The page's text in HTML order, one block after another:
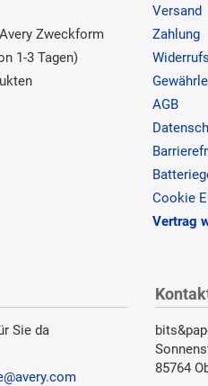
Zweckform
1-3 Tagen)
Versand
Zahlung
AGB
Cookie
Vertrag
Sie da
85764